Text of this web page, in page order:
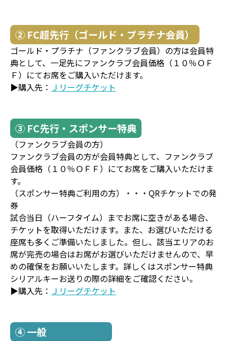
② FC超先行（ゴールド・プラチナ会員）
ゴールド・プラチナ（ファンクラブ会員）の方は会員特
典として、一足先にファンクラブ会員価格（１０％ＯＦ
Ｆ）にてお席をご購入いただけます。
▶購入先： Ｊリーグチケット
③ FC先行・スポンサー特典
（ファンクラブ会員の方）
ファンクラブ会員の方が会員特典として、ファンクラブ
会員価格（１０％ＯＦＦ）にてお席をご購入いただけま
す。
（スポンサー特典ご利用の方）・・・QRチケットでの発
券
試合当日（ハーフタイム）までお席に空きがある場合、
チケットを取得いただけます。また、お選びいただける
座席も多くご準備いたしました。但し、該当エリアのお
席が完売の場合はお席がお選びいただけませんので、早
めの確保をお願いいたします。詳しくはスポンサー特典
シリアルキーお送りの際の詳細をご確認ください。
▶購入先： Ｊリーグチケット
④ 一般